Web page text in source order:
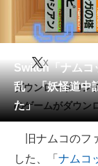
動物
会員記事
メディア
注目記事を集め
ITの今と未来を
Switch「ナムコ
乱 「妖怪道中
た」
X
ダウンロードコン
のゲームがダウン
旧ナムコのフ
した、「 ナムコ